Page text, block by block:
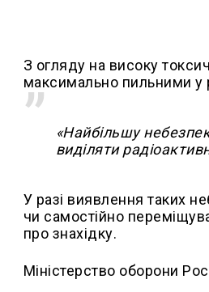
З огляду на високу
максимально пильними у
«Найбільшу
виділяти
У разі виявлення таких
чи самостійно
про знахідку.
Міністерство оборони